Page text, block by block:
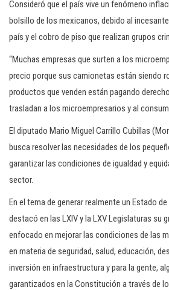
Consideró que el país vive un fenómeno
bolsillo de los mexicanos, debido al
país y el cobro de piso que realizan grupos
“Muchas empresas que surten a los
precio porque sus camionetas están siendo
productos que venden están pagando
trasladan a los microempresarios y al
El diputado Mario Miguel Carrillo Cubillas
busca resolver las necesidades de los
garantizar las condiciones de igualdad y
sector.
En el tema de generar realmente un Estado
destacó en las LXIV y la LXV Legislaturas su
enfocado en mejorar las condiciones de las
en materia de seguridad, salud, educación,
inversión en infraestructura y para la gente,
garantizados en la Constitución a través de